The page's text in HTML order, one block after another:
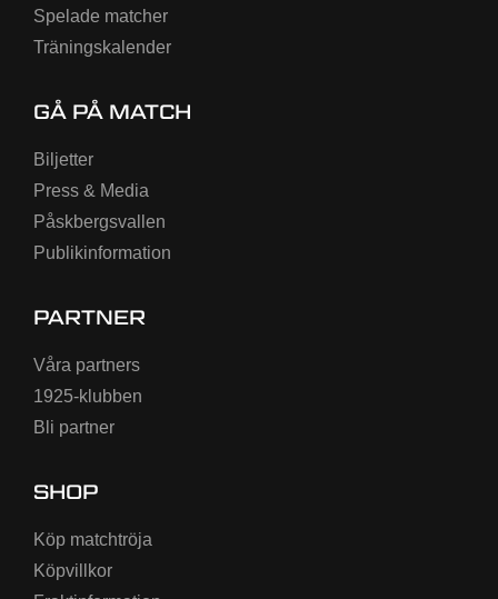
Spelade matcher
Träningskalender
GÅ PÅ MATCH
Biljetter
Press & Media
Påskbergsvallen
Publikinformation
PARTNER
Våra partners
1925-klubben
Bli partner
SHOP
Köp matchtröja
Köpvillkor